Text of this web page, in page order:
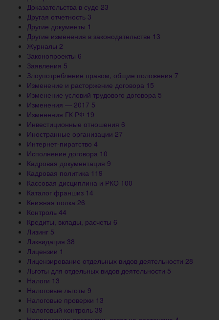
Доказательства в суде 23
Другая отчетность 3
Другие документы 1
Другие изменения в законодательстве 13
Журналы 2
Законопроекты 6
Заявления 5
Злоупотребление правом, общие положения 7
Изменение и расторжение договора 15
Изменение условий трудового договора 5
Изменения — 2017 5
Изменения ГК РФ 19
Инвестиционные отношения 6
Иностранные организации 27
Интернет-пиратство 4
Исполнение договора 10
Кадровая документация 9
Кадровая политика 119
Кассовая дисциплина и РКО 100
Каталог франшиз 14
Книжная полка 26
Контроль 44
Кредиты, вклады, расчеты 6
Лизинг 5
Ликвидация 38
Лицензии 1
Лицензирование отдельных видов деятельности 28
Льготы для отдельных видов деятельности 5
Налоги 13
Налоговые льготы 9
Налоговые проверки 13
Налоговый контроль 39